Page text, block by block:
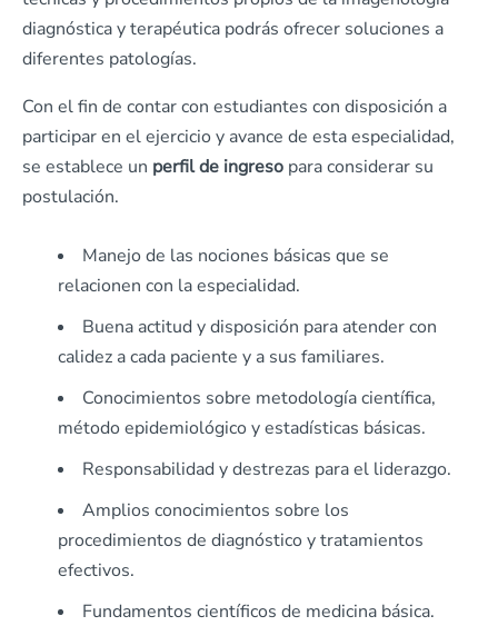
diagnóstica y terapéutica podrás ofrecer soluciones a
diferentes patologías.
Con el fin de contar con estudiantes con disposición a
participar en el ejercicio y avance de esta especialidad,
se establece un perfil de ingreso para considerar su
postulación.
Manejo de las nociones básicas que se
relacionen con la especialidad.
Buena actitud y disposición para atender con
calidez a cada paciente y a sus familiares.
Conocimientos sobre metodología científica,
método epidemiológico y estadísticas básicas.
Responsabilidad y destrezas para el liderazgo.
Amplios conocimientos sobre los
procedimientos de diagnóstico y tratamientos
efectivos.
Fundamentos científicos de medicina básica.